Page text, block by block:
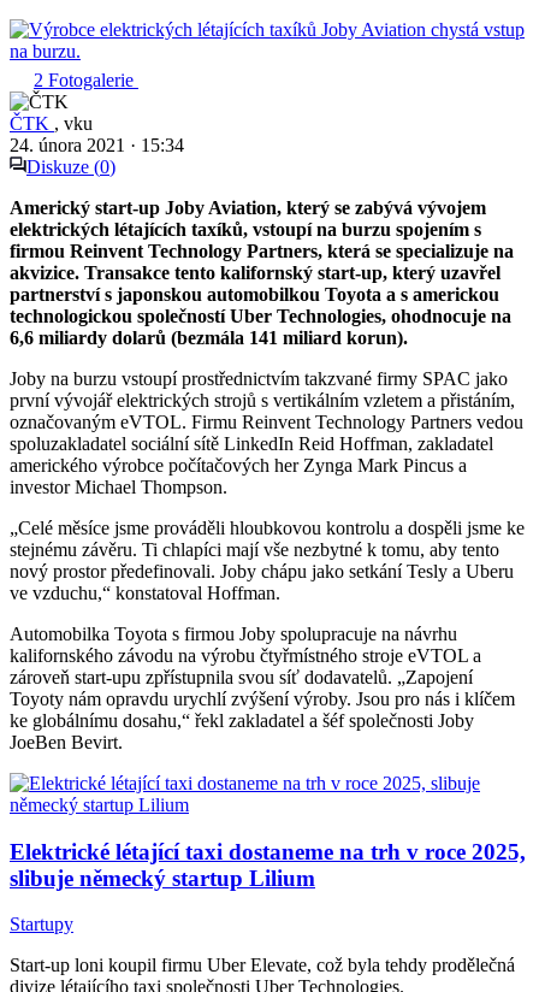
2 Fotogalerie
ČTK , vku
24. února 2021 · 15:34
Diskuze (0)
Americký start-up Joby Aviation, který se zabývá vývojem
elektrických létajících taxíků, vstoupí na burzu spojením s
firmou Reinvent Technology Partners, která se specializuje na
akvizice. Transakce tento kalifornský start-up, který uzavřel
partnerství s japonskou automobilkou Toyota a s americkou
technologickou společností Uber Technologies, ohodnocuje na
6,6 miliardy dolarů (bezmála 141 miliard korun).
Joby na burzu vstoupí prostřednictvím takzvané firmy SPAC jako
první vývojář elektrických strojů s vertikálním vzletem a přistáním,
označovaným eVTOL. Firmu Reinvent Technology Partners vedou
spoluzakladatel sociální sítě LinkedIn Reid Hoffman, zakladatel
amerického výrobce počítačových her Zynga Mark Pincus a
investor Michael Thompson.
„Celé měsíce jsme prováděli hloubkovou kontrolu a dospěli jsme ke
stejnému závěru. Ti chlapíci mají vše nezbytné k tomu, aby tento
nový prostor předefinovali. Joby chápu jako setkání Tesly a Uberu
ve vzduchu,“ konstatoval Hoffman.
Automobilka Toyota s firmou Joby spolupracuje na návrhu
kalifornského závodu na výrobu čtyřmístného stroje eVTOL a
zároveň start-upu zpřístupnila svou síť dodavatelů. „Zapojení
Toyoty nám opravdu urychlí zvýšení výroby. Jsou pro nás i klíčem
ke globálnímu dosahu,“ řekl zakladatel a šéf společnosti Joby
JoeBen Bevirt.
Elektrické létající taxi dostaneme na trh v roce 2025,
slibuje německý startup Lilium
Startupy
Start-up loni koupil firmu Uber Elevate, což byla tehdy prodělečná
divize létajícího taxi společnosti Uber Technologies.